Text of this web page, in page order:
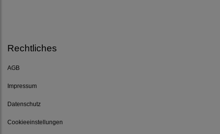
Rechtliches
AGB
Impressum
Datenschutz
Cookieeinstellungen